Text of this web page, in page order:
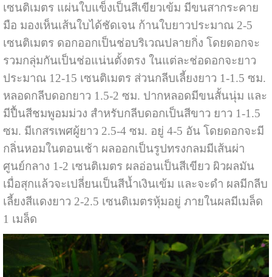
เซนติเมตร แผ่นใบแข็งเป็นสีเขียวเข้ม มีขนสากระคาย
มือ มองเห็นเส้นใบได้ชัดเจน ก้านใบยาวประมาณ 2-5
เซนติเมตร ดอกออกเป็นช่อบริเวณปลายกิ่ง โดยดอกจะ
รวมกลุ่มกันเป็นช่อแน่นตั้งตรง ในแต่ละช่อดอกจะยาว
ประมาณ 12-15 เซนติเมตร ส่วนกลีบเลี้ยงยาว 1-1.5 ซม.
หลอดกลีบดอกยาว 1.5-2 ซม. ปากหลอดมีขนสั้นนุ่ม และ
มีปื้นสีชมพูอมม่วง สำหรับกลีบดอกเป็นสีขาว ยาว 1-1.5
ซม. มีเกสรเพศผู้ยาว 2.5-4 ซม. อยู่ 4-5 อัน โดยดอกจะมี
กลิ่นหอมในตอนเช้า ผลออกเป็นรูปทรงกลมมีเส้นผ่า
ศูนย์กลาง 1-2 เซนติเมตร ผลอ่อนเป็นสีเขียว ผิวผลมัน
เมื่อสุกแล้วจะเปลี่ยนเป็นสีน้ำเงินเข้ม และจะดำ ผลมีกลีบ
เลี้ยงสีแดงยาว 2-2.5 เซนติเมตรหุ้มอยู่ ภายในผลมีเมล็ด
1 เมล็ด